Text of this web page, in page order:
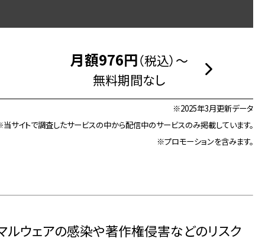
月額976円（税込）～
無料期間なし
※2025年3月更新データ
サイトで調査したサービスの中から配信中のサービスのみ掲載しています。
※プロモーションを含みます。
ルウェアの感染や著作権侵害などのリスク